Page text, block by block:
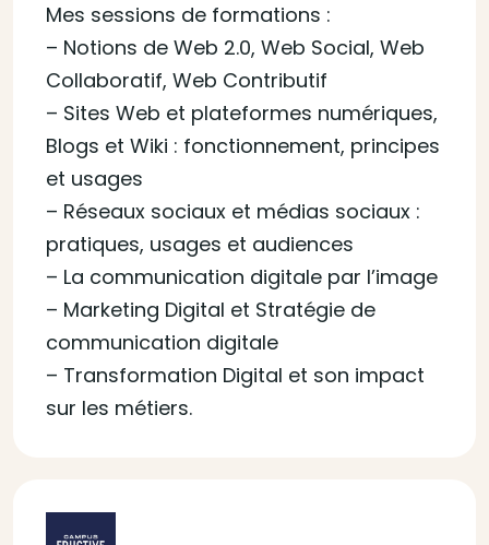
Mes sessions de formations :
– Notions de Web 2.0, Web Social, Web
Collaboratif, Web Contributif
– Sites Web et plateformes numériques,
Blogs et Wiki : fonctionnement, principes
et usages
– Réseaux sociaux et médias sociaux :
pratiques, usages et audiences
– La communication digitale par l’image
– Marketing Digital et Stratégie de
communication digitale
– Transformation Digital et son impact
sur les métiers.